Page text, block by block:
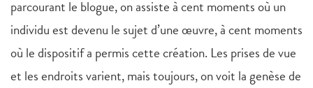
parcourant le blogue, on assiste à cent moments où un
individu est devenu le sujet d’une œuvre, à cent moments
où le dispositif a permis cette création. Les prises de vue
et les endroits varient, mais toujours, on voit la genèse de